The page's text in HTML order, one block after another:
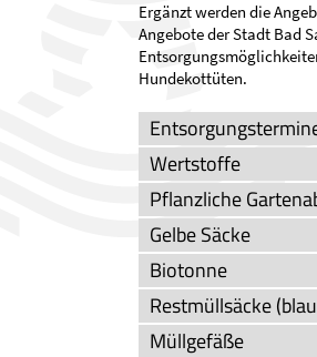
Ergänzt werden die
Angebote der Stadt Bad
Hundekottüten.
Wertstoffe
Pflanzliche
Gelbe Säcke
Biotonne
Restmüllsäcke
Müllgefäße